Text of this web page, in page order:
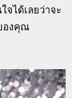
จได้เลยว่าจะ
องคุณ